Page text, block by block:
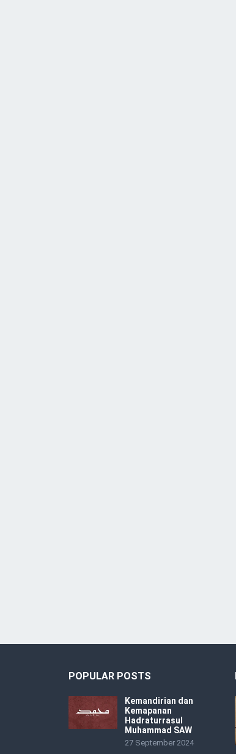
POPULAR POSTS
Kemandirian dan
Kemapanan
Hadraturrasul
Muhammad SAW
27 September 2024